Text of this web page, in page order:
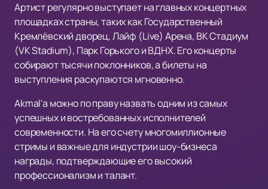
Артист регулярно выступает на главных концертных
площадках страны, таких как Государственный
Кремлёвский дворец, Лайф (Live) Арена, ВК Стадиум
(VK Stadium), Парк Горького и ВДНХ. Его концерты
собирают тысячи поклонников, а билеты на
выступления раскупаются мгновенно.
Akmal'а можно по праву назвать одним из самых
успешных и востребованных исполнителей
современности. На его счету многомиллионные
стримы и важные для индустрии шоу-бизнеса
награды, подтверждающие его высокий
профессионализм и талант.